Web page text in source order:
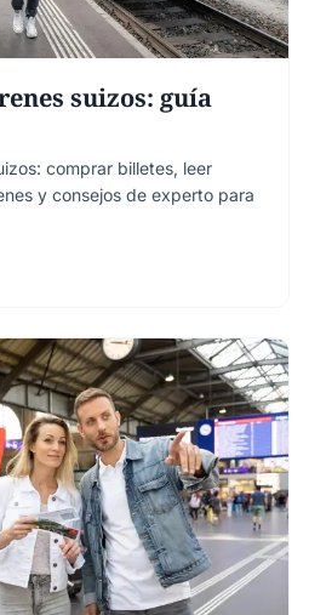
suizos: guía
comprar billetes, leer
y consejos de experto para